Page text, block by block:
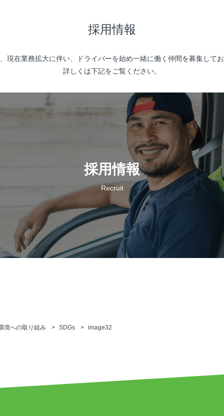
採用情報
現在業務拡大に伴い、ドライバーを始め一緒に働く仲間を募集して
詳しくは下記をご覧ください。
採用情報
Recruit
境への取り組み SDGs image32